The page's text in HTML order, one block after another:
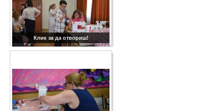
Клик за да отвориш!